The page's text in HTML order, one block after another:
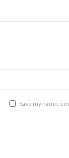
Save my name,